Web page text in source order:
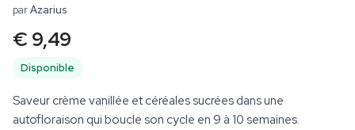
parAzarius
€ 9,49
Disponible
Saveur crème vanillée et céréales sucrées dans une
autofloraison qui boucle son cycle en 9 à 10 semaines.